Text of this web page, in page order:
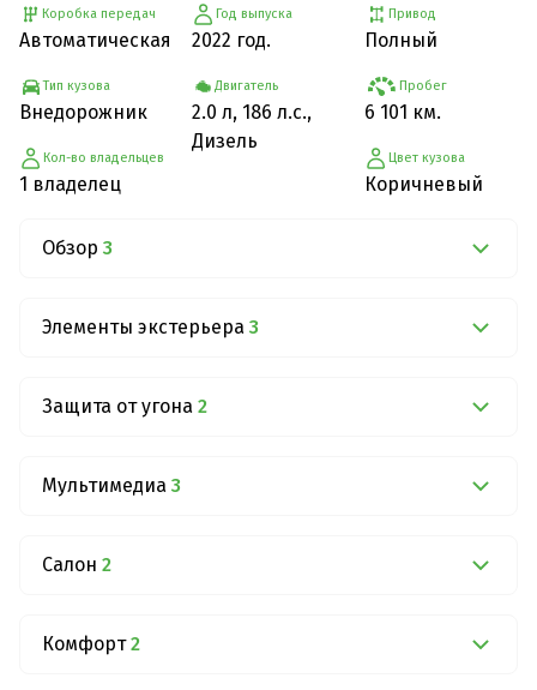
Коробка передач
Автоматическая
Тип кузова
Внедорожник
Кол-во владельцев
1 владелец
Год выпуска
2022 год.
Двигатель
2.0 л, 186 л.с.,
Дизель
Привод
Полный
Пробег
6 101 км.
Цвет кузова
Коричневый
Обзор 3
Элементы экстерьера 3
Защита от угона 2
Мультимедиа 3
Салон 2
Комфорт 2